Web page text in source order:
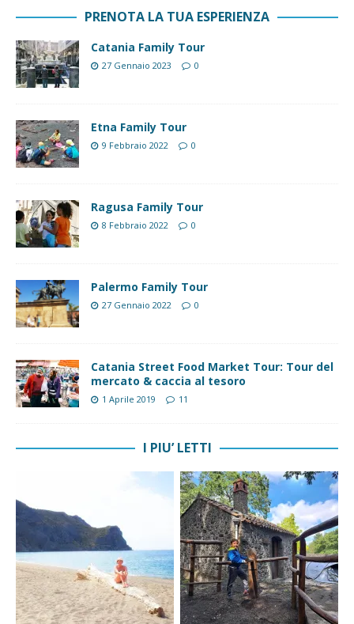
PRENOTA LA TUA ESPERIENZA
Catania Family Tour
27 Gennaio 2023 0
Etna Family Tour
9 Febbraio 2022 0
Ragusa Family Tour
8 Febbraio 2022 0
Palermo Family Tour
27 Gennaio 2022 0
Catania Street Food Market Tour: Tour del
mercato & caccia al tesoro
1 Aprile 2019 11
I PIU’ LETTI